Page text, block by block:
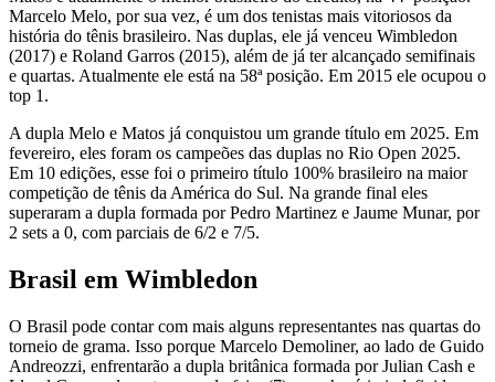
Marcelo Melo, por sua vez, é um dos tenistas mais vitoriosos da
história do tênis brasileiro. Nas duplas, ele já venceu Wimbledon
(2017) e Roland Garros (2015), além de já ter alcançado semifinais
e quartas. Atualmente ele está na 58ª posição. Em 2015 ele ocupou o
top 1.
A dupla Melo e Matos já conquistou um grande título em 2025. Em
fevereiro, eles foram os campeões das duplas no Rio Open 2025.
Em 10 edições, esse foi o primeiro título 100% brasileiro na maior
competição de tênis da América do Sul. Na grande final eles
superaram a dupla formada por Pedro Martinez e Jaume Munar, por
2 sets a 0, com parciais de 6/2 e 7/5.
Brasil em Wimbledon
O Brasil pode contar com mais alguns representantes nas quartas do
torneio de grama. Isso porque Marcelo Demoliner, ao lado de Guido
Andreozzi, enfrentarão a dupla britânica formada por Julian Cash e